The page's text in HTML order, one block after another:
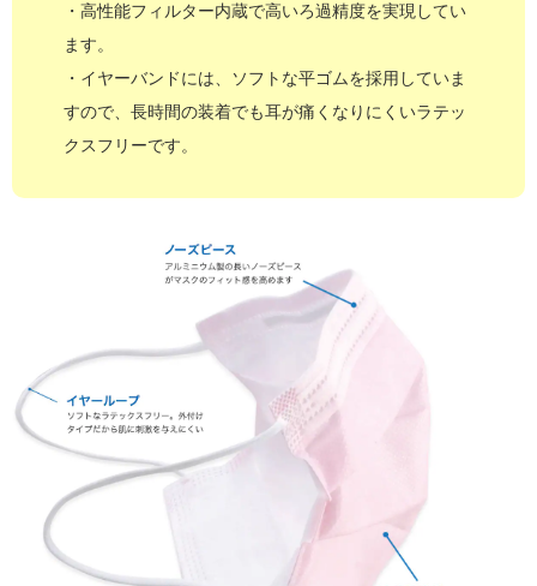
・高性能フィルター内蔵で高いろ過精度を実現してい
ます。
・イヤーバンドには、ソフトな平ゴムを採用していま
すので、長時間の装着でも耳が痛くなりにくいラテッ
クスフリーです。